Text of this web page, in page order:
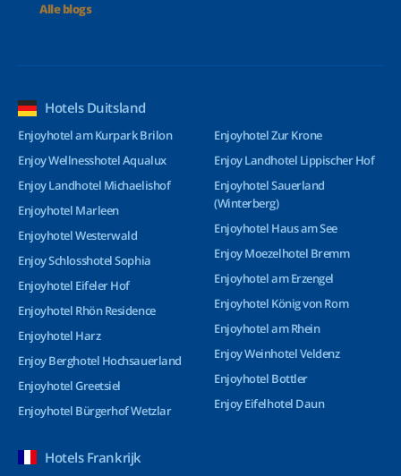
Alle blogs
Hotels Duitsland
Enjoyhotel am Kurpark Brilon
Enjoy Wellnesshotel Aqualux
Enjoy Landhotel Michaelishof
Enjoyhotel Marleen
Enjoyhotel Westerwald
Enjoy Schlosshotel Sophia
Enjoyhotel Eifeler Hof
Enjoyhotel Rhön Residence
Enjoyhotel Harz
Enjoy Berghotel Hochsauerland
Enjoyhotel Greetsiel
Enjoyhotel Bürgerhof Wetzlar
Enjoyhotel Zur Krone
Enjoy Landhotel Lippischer Hof
Enjoyhotel Sauerland
(Winterberg)
Enjoyhotel Haus am See
Enjoy Moezelhotel Bremm
Enjoyhotel am Erzengel
Enjoyhotel König von Rom
Enjoyhotel am Rhein
Enjoy Weinhotel Veldenz
Enjoyhotel Bottler
Enjoy Eifelhotel Daun
Hotels Frankrijk